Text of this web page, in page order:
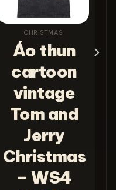
CHRISTMAS
Áo thun
cartoon
vintage
Tom and
Jerry
Christmas
– WS4